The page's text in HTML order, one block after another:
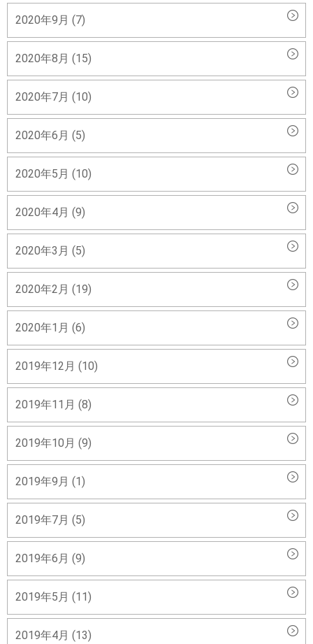
2020年9月 (7)
2020年8月 (15)
2020年7月 (10)
2020年6月 (5)
2020年5月 (10)
2020年4月 (9)
2020年3月 (5)
2020年2月 (19)
2020年1月 (6)
2019年12月 (10)
2019年11月 (8)
2019年10月 (9)
2019年9月 (1)
2019年7月 (5)
2019年6月 (9)
2019年5月 (11)
2019年4月 (13)